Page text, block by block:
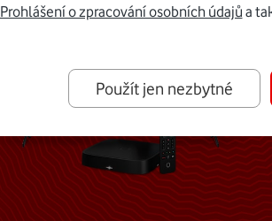
Prohlášení o zpracování osobních údajů a
Použít jen nezbytné